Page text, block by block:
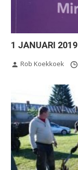
1 JANUARI 2019
Rob Koekkoek